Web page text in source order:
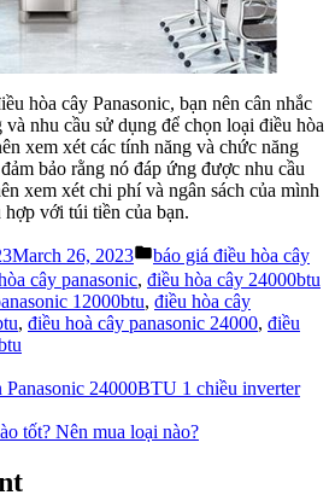
hòa cây Panasonic, bạn nên cân nhắc
nhu cầu sử dụng để chọn loại điều hòa
xem xét các tính năng và chức năng
bảo rằng nó đáp ứng được nhu cầu
xem xét chi phí và ngân sách của mình
với túi tiền của bạn.
March 26, 2023
Posted
in
báo giá điều hòa cây
cây panasonic, điều hòa cây 24000btu
12000btu, điều hòa cây
, điều hoà cây panasonic 24000, điều
Panasonic 24000BTU 1 chiều inverter
tốt? Nên mua loại nào?